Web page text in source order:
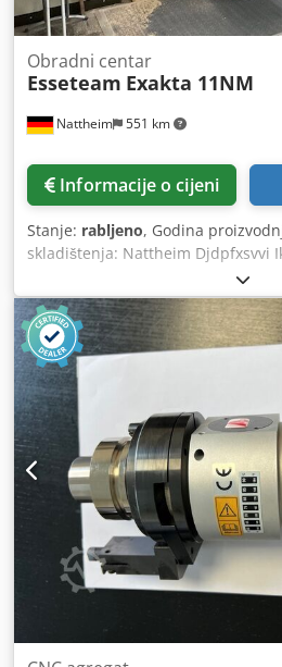
Nattheim 551 km
Obradni centar
Esseteam Exakta 11NM
Informacije o cijeni
Stanje: rabljeno, Godina
skladištenja: Nattheim Djdpfxsvvi